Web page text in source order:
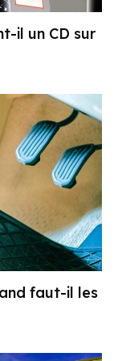
il un CD sur
faut-il les